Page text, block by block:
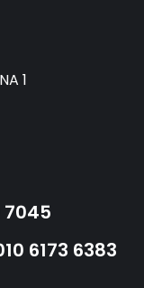
1
7045
6173 6383